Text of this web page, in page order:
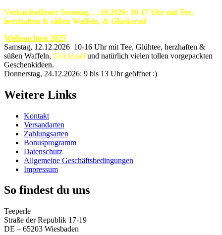
Verkaufsoffener Sonntag, …10.2026: 10-17 Uhr mit Tee,
herzhaften & süßen Waffeln, & Glücksrad
Weihnachten 2025
Samstag, 12.12.2026 10-16 Uhr mit Tee, Glühtee, herzhaften &
süßen Waffeln, Glücksrad und natürlich vielen tollen vorgepackten
Geschenkideen.
Donnerstag, 24.12.2026: 9 bis 13 Uhr geöffnet :)
Weitere Links
Kontakt
Versandarten
Zahlungsarten
Bonusprogramm
Datenschutz
Allgemeine Geschäftsbedingungen
Impressum
So findest du uns
Teeperle
Straße der Republik 17-19
DE – 65203 Wiesbaden